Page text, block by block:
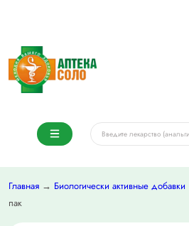
Главная → Биологически активные добавки
пак